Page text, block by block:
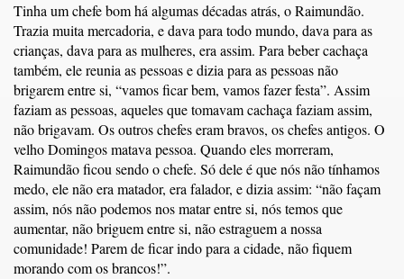
Tinha um chefe bom há algumas décadas atrás, o Raimundão.
Trazia muita mercadoria, e dava para todo mundo, dava para as
crianças, dava para as mulheres, era assim. Para beber cachaça
também, ele reunia as pessoas e dizia para as pessoas não
brigarem entre si, “vamos ficar bem, vamos fazer festa”. Assim
faziam as pessoas, aqueles que tomavam cachaça faziam assim,
não brigavam. Os outros chefes eram bravos, os chefes antigos. O
velho Domingos matava pessoa. Quando eles morreram,
Raimundão ficou sendo o chefe. Só dele é que nós não tínhamos
medo, ele não era matador, era falador, e dizia assim: “não façam
assim, nós não podemos nos matar entre si, nós temos que
aumentar, não briguem entre si, não estraguem a nossa
comunidade! Parem de ficar indo para a cidade, não fiquem
morando com os brancos!”.